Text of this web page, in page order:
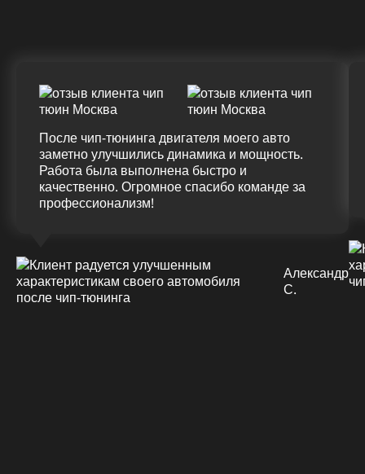
После чип-тюнинга двигателя моего авто
заметно улучшились динамика и мощность.
Работа была выполнена быстро и
качественно. Огромное спасибо команде за
профессионализм!
Александр
С.